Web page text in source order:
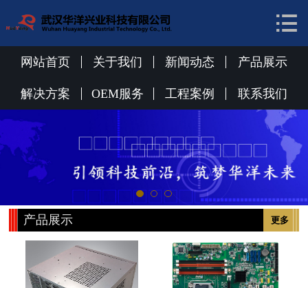
关于我们
新闻动态
解决方案
OEM服务
工程案例
联系我们

网站首页 关于我们 新闻动态 产品展示
解决方案 OEM服务 工程案例 联系我们
更多
产品展示